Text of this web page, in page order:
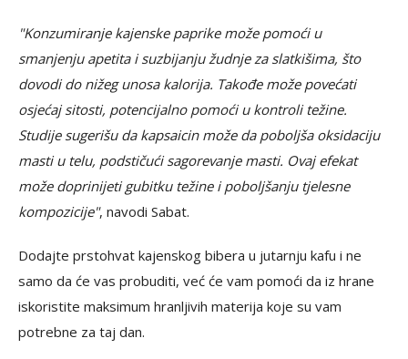
"Konzumiranje kajenske paprike može pomoći u
smanjenju apetita i suzbijanju žudnje za slatkišima, što
dovodi do nižeg unosa kalorija. Takođe može povećati
osjećaj sitosti, potencijalno pomoći u kontroli težine.
Studije sugerišu da kapsaicin može da poboljša oksidaciju
masti u telu, podstičući sagorevanje masti. Ovaj efekat
može doprinijeti gubitku težine i poboljšanju tjelesne
kompozicije", navodi Sabat.
Dodajte prstohvat kajenskog bibera u jutarnju kafu i ne
samo da će vas probuditi, već će vam pomoći da iz hrane
iskoristite maksimum hranljivih materija koje su vam
potrebne za taj dan.